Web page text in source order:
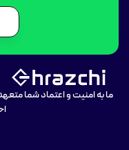
ما به امنیت و اعتماد شما